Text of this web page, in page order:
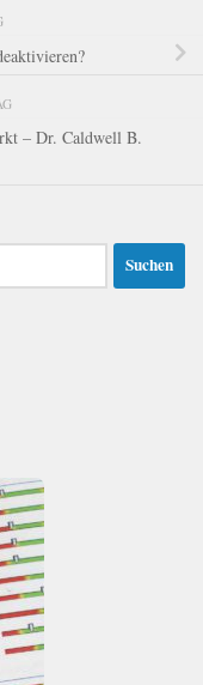
– Dr. Caldwell B.